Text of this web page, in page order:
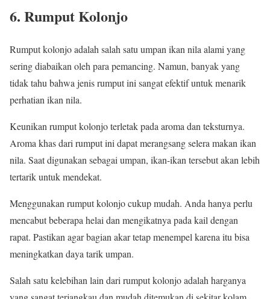
6. Rumput Kolonjo
Rumput kolonjo adalah salah satu umpan ikan nila alami yang
sering diabaikan oleh para pemancing. Namun, banyak yang
tidak tahu bahwa jenis rumput ini sangat efektif untuk menarik
perhatian ikan nila.
Keunikan rumput kolonjo terletak pada aroma dan teksturnya.
Aroma khas dari rumput ini dapat merangsang selera makan ikan
nila. Saat digunakan sebagai umpan, ikan-ikan tersebut akan lebih
tertarik untuk mendekat.
Menggunakan rumput kolonjo cukup mudah. Anda hanya perlu
mencabut beberapa helai dan mengikatnya pada kail dengan
rapat. Pastikan agar bagian akar tetap menempel karena itu bisa
meningkatkan daya tarik umpan.
Salah satu kelebihan lain dari rumput kolonjo adalah harganya